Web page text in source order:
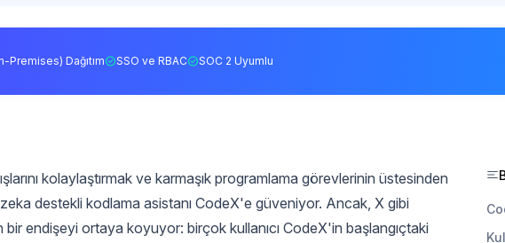
Premises) Dağıtım SSO ve RBAC SOC 2 Uyumlu
kolaylaştırmak ve karmaşık programlama görevlerinin üstesinden
destekli kodlama asistanı CodeX'e güveniyor. Ancak, X gibi
endişeyi ortaya koyuyor: birçok kullanıcı CodeX'in başlangıçtaki